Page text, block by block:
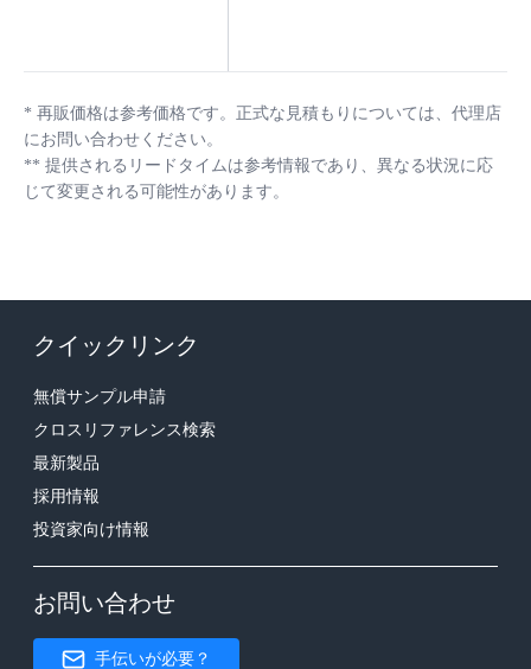
* 再販価格は参考価格です。正式な見積もりについては、代理店
にお問い合わせください。
** 提供されるリードタイムは参考情報であり、異なる状況に応
じて変更される可能性があります。
クイックリンク
無償サンプル申請
クロスリファレンス検索
最新製品
採用情報
投資家向け情報
お問い合わせ
手伝いが必要？